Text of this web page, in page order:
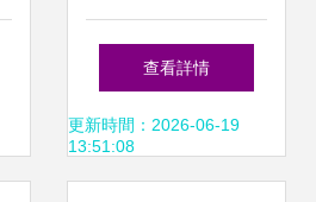
風系統有用嗎？效
果深度解析
查看詳情
更新時間：2026-06-19
13:51:08